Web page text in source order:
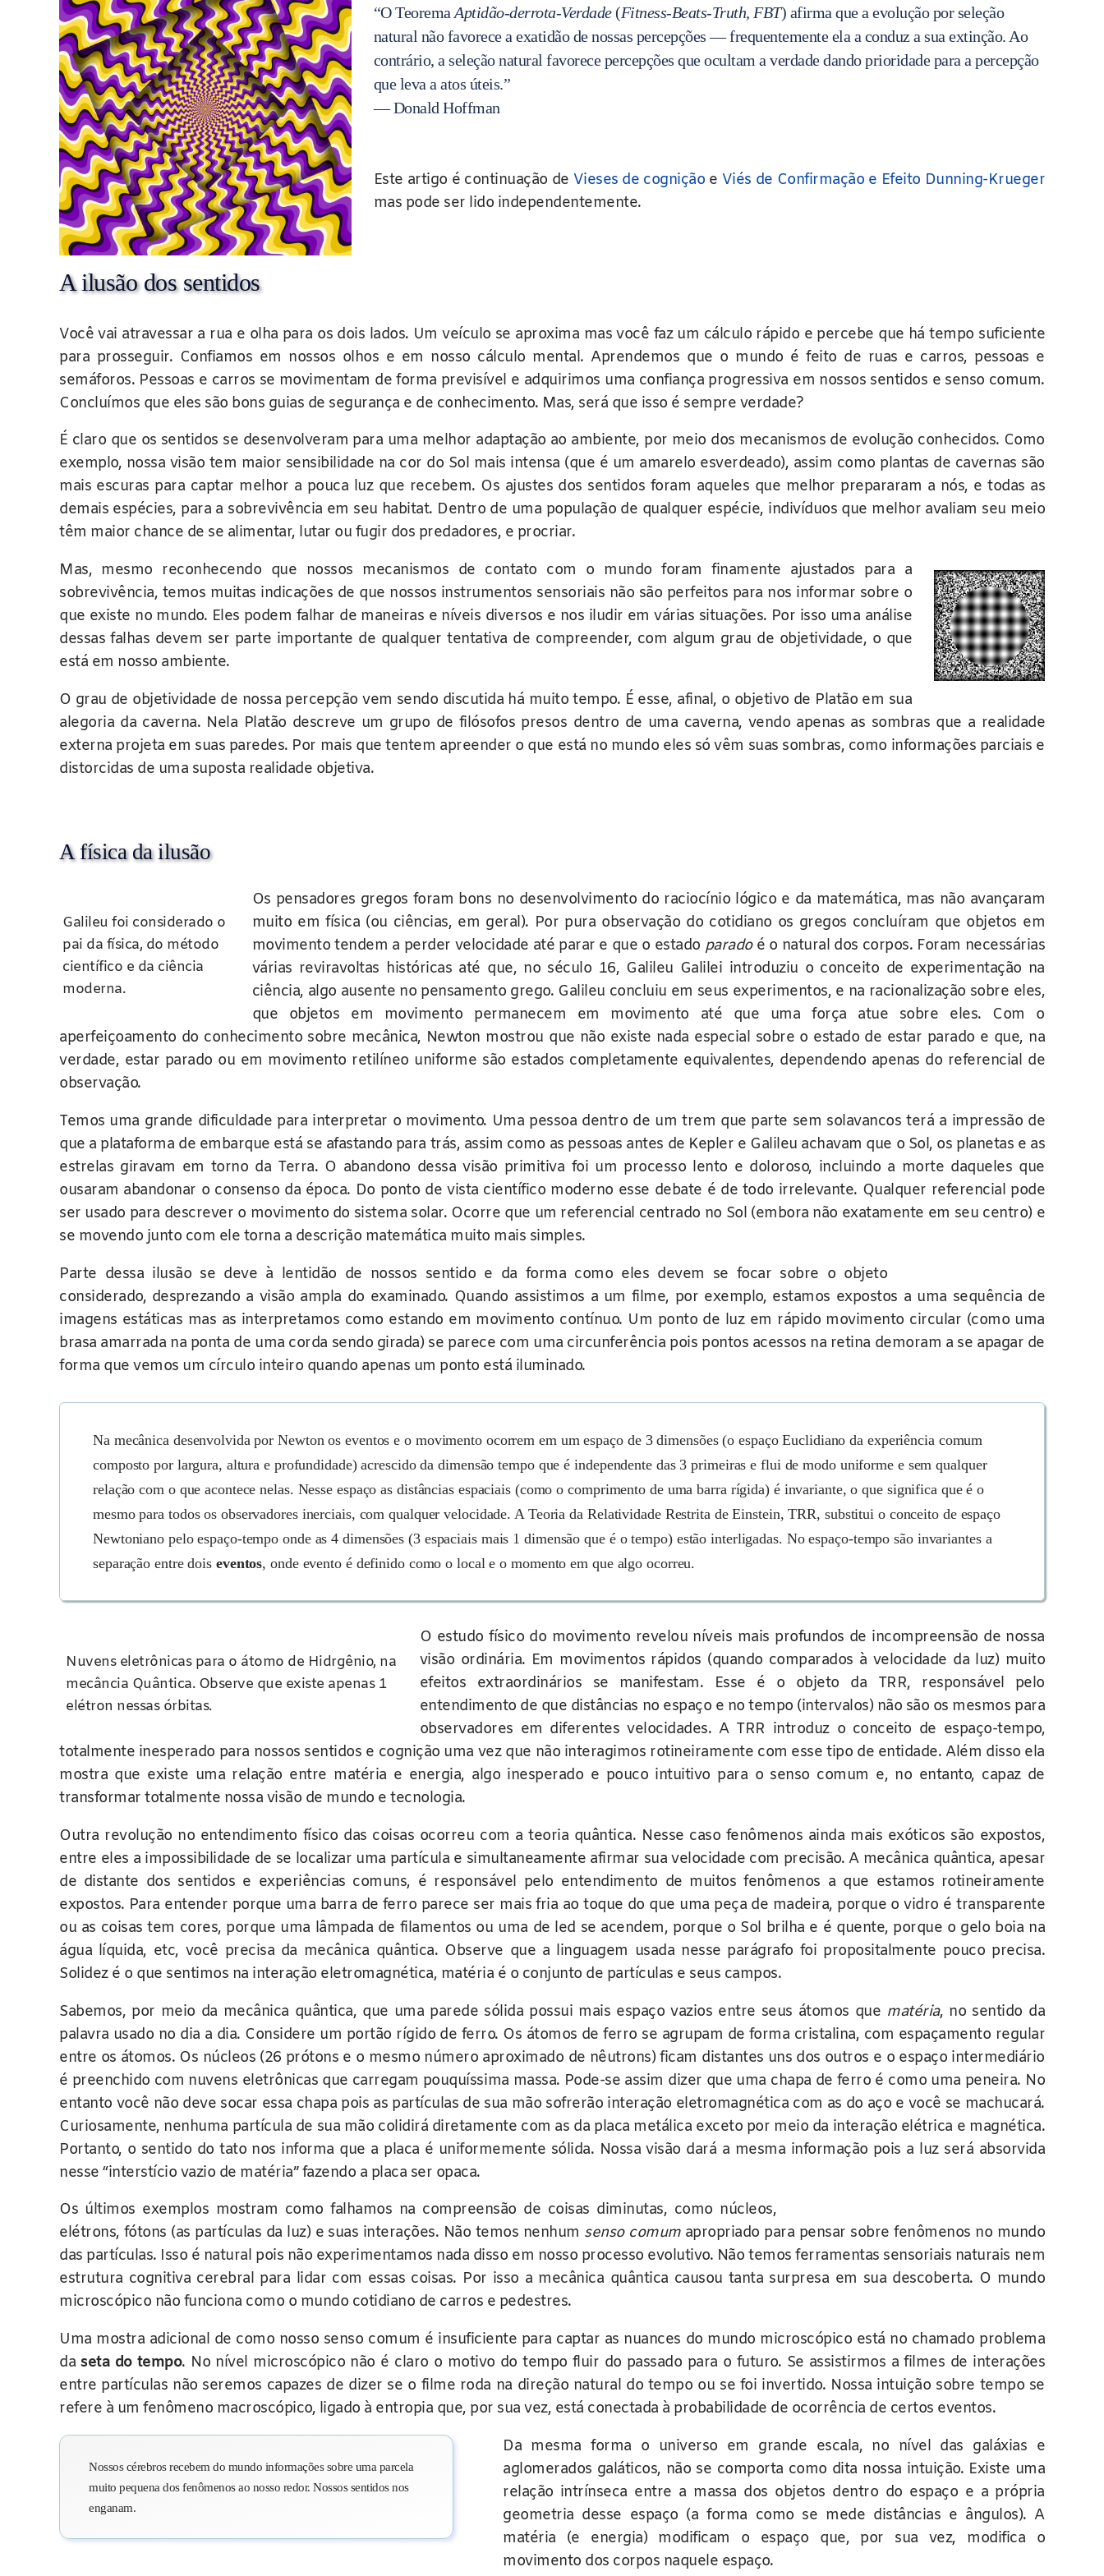
“O TeoremaAptidão-derrota-Verdade(Fitness-Beats-Truth, FBT) afirma que a evolução por seleção
natural não favorece a exatidão de nossas percepções — frequentemente ela a conduz a sua extinção. Ao
contrário, a seleção natural favorece percepções que ocultam a verdade dando prioridade para a percepção
que leva a atos úteis.”
— Donald Hoffman
Este artigo é continuação de Vieses de cognição e Viés de Confirmação e Efeito Dunning-Krueger
mas pode ser lido independentemente.
A ilusão dos sentidos
Você vai atravessar a rua e olha para os dois lados. Um veículo se aproxima mas você faz um cálculo rápido e percebe que há tempo suficiente
para prosseguir. Confiamos em nossos olhos e em nosso cálculo mental. Aprendemos que o mundo é feito de ruas e carros, pessoas e
semáforos. Pessoas e carros se movimentam de forma previsível e adquirimos uma confiança progressiva em nossos sentidos e senso comum.
Concluímos que eles são bons guias de segurança e de conhecimento. Mas, será que isso é sempre verdade?
É claro que os sentidos se desenvolveram para uma melhor adaptação ao ambiente, por meio dos mecanismos de evolução conhecidos. Como
exemplo, nossa visão tem maior sensibilidade na cor do Sol mais intensa (que é um amarelo esverdeado), assim como plantas de cavernas são
mais escuras para captar melhor a pouca luz que recebem. Os ajustes dos sentidos foram aqueles que melhor prepararam a nós, e todas as
demais espécies, para a sobrevivência em seu habitat. Dentro de uma população de qualquer espécie, indivíduos que melhor avaliam seu meio
têm maior chance de se alimentar, lutar ou fugir dos predadores, e procriar.
Mas, mesmo reconhecendo que nossos mecanismos de contato com o mundo foram finamente ajustados para a
sobrevivência, temos muitas indicações de que nossos instrumentos sensoriais não são perfeitos para nos informar sobre o
que existe no mundo. Eles podem falhar de maneiras e níveis diversos e nos iludir em várias situações. Por isso uma análise
dessas falhas devem ser parte importante de qualquer tentativa de compreender, com algum grau de objetividade, o que
está em nosso ambiente.
O grau de objetividade de nossa percepção vem sendo discutida há muito tempo. É esse, afinal, o objetivo de Platão em sua
alegoria da caverna. Nela Platão descreve um grupo de filósofos presos dentro de uma caverna, vendo apenas as sombras que a realidade
externa projeta em suas paredes. Por mais que tentem apreender o que está no mundo eles só vêm suas sombras, como informações parciais e
distorcidas de uma suposta realidade objetiva.
A física da ilusão
Galileu foi considerado o
pai da física, do método
científico e da ciência
moderna.
Os pensadores gregos foram bons no desenvolvimento do raciocínio lógico e da matemática, mas não avançaram
muito em física (ou ciências, em geral). Por pura observação do cotidiano os gregos concluíram que objetos em
movimento tendem a perder velocidade até parar e que o estado paradoé o natural dos corpos. Foram necessárias
várias reviravoltas históricas até que, no século 16, Galileu Galilei introduziu o conceito de experimentação na
ciência, algo ausente no pensamento grego. Galileu concluiu em seus experimentos, e na racionalização sobre eles,
que objetos em movimento permanecem em movimento até que uma força atue sobre eles. Com o
aperfeiçoamento do conhecimento sobre mecânica, Newton mostrou que não existe nada especial sobre o estado de estar parado e que, na
verdade, estar parado ou em movimento retilíneo uniforme são estados completamente equivalentes, dependendo apenas do referencial de
observação.
Temos uma grande dificuldade para interpretar o movimento. Uma pessoa dentro de um trem que parte sem solavancos terá a impressão de
que a plataforma de embarque está se afastando para trás, assim como as pessoas antes de Kepler e Galileu achavam que o Sol, os planetas e as
estrelas giravam em torno da Terra. O abandono dessa visão primitiva foi um processo lento e doloroso, incluindo a morte daqueles que
ousaram abandonar o consenso da época. Do ponto de vista científico moderno esse debate é de todo irrelevante. Qualquer referencial pode
ser usado para descrever o movimento do sistema solar. Ocorre que um referencial centrado no Sol (embora não exatamente em seu centro) e
se movendo junto com ele torna a descrição matemática muito mais simples.
Parte dessa ilusão se deve à lentidão de nossos sentido e da forma como eles devem se focar sobre o objeto
considerado, desprezando a visão ampla do examinado. Quando assistimos a um filme, por exemplo, estamos expostos a uma sequência de
imagens estáticas mas as interpretamos como estando em movimento contínuo. Um ponto de luz em rápido movimento circular (como uma
brasa amarrada na ponta de uma corda sendo girada) se parece com uma circunferência pois pontos acessos na retina demoram a se apagar de
forma que vemos um círculo inteiro quando apenas um ponto está iluminado.
Na mecânica desenvolvida por Newton os eventos e o movimento ocorrem em um espaço de 3 dimensões (o espaço Euclidiano da experiência comum
composto por largura, altura e profundidade) acrescido da dimensão tempo que é independente das 3 primeiras e flui de modo uniforme e sem qualquer
relação com o que acontece nelas. Nesse espaço as distâncias espaciais (como o comprimento de uma barra rígida) é invariante, o que significa que é o
mesmo para todos os observadores inerciais, com qualquer velocidade. A Teoria da Relatividade Restrita de Einstein, TRR, substitui o conceito de espaço
Newtoniano pelo espaço-tempo onde as 4 dimensões (3 espaciais mais 1 dimensão que é o tempo) estão interligadas. No espaço-tempo são invariantes a
separação entre dois eventos, onde evento é definido como o local e o momento em que algo ocorreu.
Nuvens eletrônicas para o átomo de Hidrgênio, na
mecância Quântica. Observe que existe apenas 1
elétron nessas órbitas.
O estudo físico do movimento revelou níveis mais profundos de incompreensão de nossa
visão ordinária. Em movimentos rápidos (quando comparados à velocidade da luz) muito
efeitos extraordinários se manifestam. Esse é o objeto da TRR, responsável pelo
entendimento de que distâncias no espaço e no tempo (intervalos) não são os mesmos para
observadores em diferentes velocidades. A TRR introduz o conceito de espaço-tempo,
totalmente inesperado para nossos sentidos e cognição uma vez que não interagimos rotineiramente com esse tipo de entidade. Além disso ela
mostra que existe uma relação entre matéria e energia, algo inesperado e pouco intuitivo para o senso comum e, no entanto, capaz de
transformar totalmente nossa visão de mundo e tecnologia.
Outra revolução no entendimento físico das coisas ocorreu com a teoria quântica. Nesse caso fenômenos ainda mais exóticos são expostos,
entre eles a impossibilidade de se localizar uma partícula e simultaneamente afirmar sua velocidade com precisão. A mecânica quântica, apesar
de distante dos sentidos e experiências comuns, é responsável pelo entendimento de muitos fenômenos a que estamos rotineiramente
expostos. Para entender porque uma barra de ferro parece ser mais fria ao toque do que uma peça de madeira, porque o vidro é transparente
ou as coisas tem cores, porque uma lâmpada de filamentos ou uma de led se acendem, porque o Sol brilha e é quente, porque o gelo boia na
água líquida, etc, você precisa da mecânica quântica. Observe que a linguagem usada nesse parágrafo foi propositalmente pouco precisa.
Solidez é o que sentimos na interação eletromagnética, matéria é o conjunto de partículas e seus campos.
Sabemos, por meio da mecânica quântica, que uma parede sólida possui mais espaço vazios entre seus átomos que matéria, no sentido da
palavra usado no dia a dia. Considere um portão rígido de ferro. Os átomos de ferro se agrupam de forma cristalina, com espaçamento regular
entre os átomos. Os núcleos (26 prótons e o mesmo número aproximado de nêutrons) ficam distantes uns dos outros e o espaço intermediário
é preenchido com nuvens eletrônicas que carregam pouquíssima massa. Pode-se assim dizer que uma chapa de ferro é como uma peneira. No
entanto você não deve socar essa chapa pois as partículas de sua mão sofrerão interação eletromagnética com as do aço e você se machucará.
Curiosamente, nenhuma partícula de sua mão colidirá diretamente com as da placa metálica exceto por meio da interação elétrica e magnética.
Portanto, o sentido do tato nos informa que a placa é uniformemente sólida. Nossa visão dará a mesma informação pois a luz será absorvida
nesse “interstício vazio de matéria” fazendo a placa ser opaca.
Os últimos exemplos mostram como falhamos na compreensão de coisas diminutas, como núcleos,
elétrons, fótons (as partículas da luz) e suas interações. Não temos nenhum senso comumapropriado para pensar sobre fenômenos no mundo
das partículas. Isso é natural pois não experimentamos nada disso em nosso processo evolutivo. Não temos ferramentas sensoriais naturais nem
estrutura cognitiva cerebral para lidar com essas coisas. Por isso a mecânica quântica causou tanta surpresa em sua descoberta. O mundo
microscópico não funciona como o mundo cotidiano de carros e pedestres.
Uma mostra adicional de como nosso senso comum é insuficiente para captar as nuances do mundo microscópico está no chamado problema
daseta do tempo. No nível microscópico não é claro o motivo do tempo fluir do passado para o futuro. Se assistirmos a filmes de interações
entre partículas não seremos capazes de dizer se o filme roda na direção natural do tempo ou se foi invertido. Nossa intuição sobre tempo se
refere à um fenômeno macroscópico, ligado à entropia que, por sua vez, está conectada à probabilidade de ocorrência de certos eventos.
Nossos cérebros recebem do mundo informações sobre uma parcela
muito pequena dos fenômenos ao nosso redor. Nossos sentidos nos
enganam.
Da mesma forma o universo em grande escala, no nível das galáxias e
aglomerados galáticos, não se comporta como dita nossa intuição. Existe uma
relação intrínseca entre a massa dos objetos dentro do espaço e a própria
geometria desse espaço (a forma como se mede distâncias e ângulos). A
matéria (e energia) modificam o espaço que, por sua vez, modifica o
movimento dos corpos naquele espaço.